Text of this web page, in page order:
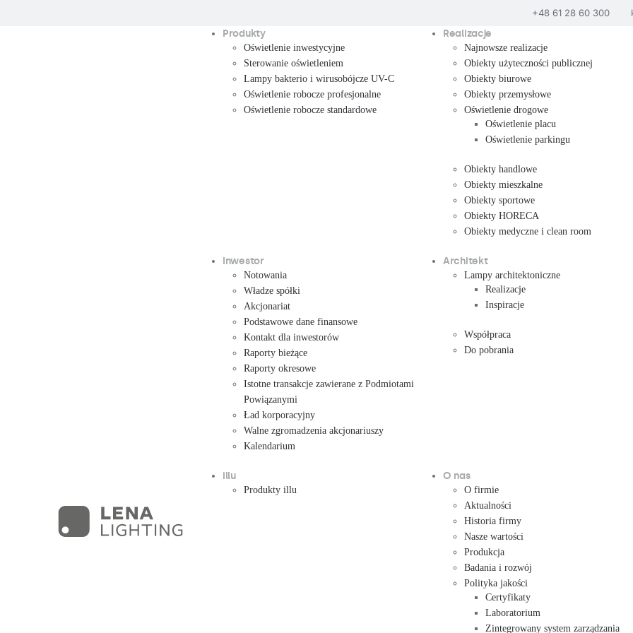
+48 61 28 60 300
Produkty
Oświetlenie inwestycyjne
Sterowanie oświetleniem
Lampy bakterio i wirusobójcze UV-C
Oświetlenie robocze profesjonalne
Oświetlenie robocze standardowe
Realizacje
Najnowsze realizacje
Obiekty użyteczności publicznej
Obiekty biurowe
Obiekty przemysłowe
Oświetlenie drogowe
Oświetlenie placu
Oświetlenie parkingu
Obiekty handlowe
Obiekty mieszkalne
Obiekty sportowe
Obiekty HORECA
Obiekty medyczne i clean room
Inwestor
Notowania
Władze spółki
Akcjonariat
Podstawowe dane finansowe
Kontakt dla inwestorów
Raporty bieżące
Raporty okresowe
Istotne transakcje zawierane z Podmiotami
Powiązanymi
Ład korporacyjny
Walne zgromadzenia akcjonariuszy
Kalendarium
Architekt
Lampy architektoniczne
Realizacje
Inspiracje
Współpraca
Do pobrania
illu
Produkty illu
O nas
O firmie
Aktualności
Historia firmy
Nasze wartości
Produkcja
Badania i rozwój
Polityka jakości
Certyfikaty
Laboratorium
Zintegrowany system zarządzania